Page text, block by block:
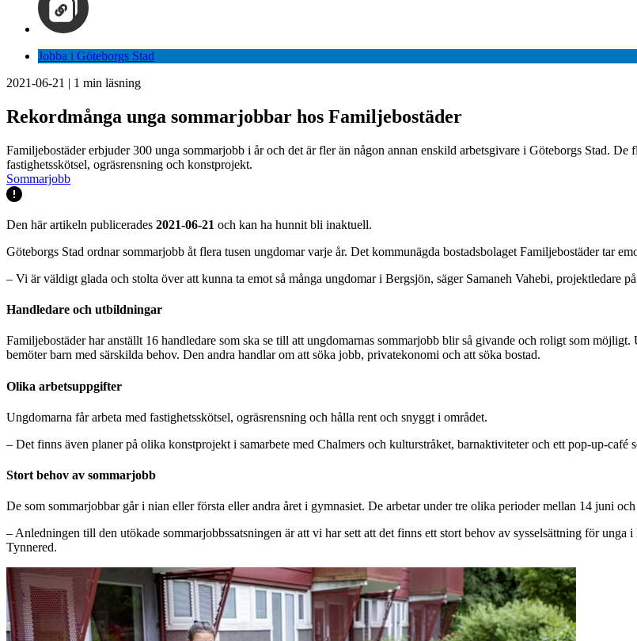
Jobba i Göteborgs Stad
2021-06-21 | 1 min läsning
Rekordmånga unga sommarjobbar hos Familjebostäder
Familjebostäder erbjuder 300 unga sommarjobb i år och det är fler än någon annan enskild arbetsgivare i Göteborgs Stad.
fastighetsskötsel, ogräsrensning och konstprojekt.
Sommarjobb
Den här artikeln publicerades 2021-06-21 och kan ha hunnit bli inaktuell.
Göteborgs Stad ordnar sommarjobb åt flera tusen ungdomar varje år. Det kommunägda bostadsbolaget Familjebostäder tar
– Vi är väldigt glada och stolta över att kunna ta emot så många ungdomar i Bergsjön, säger Samaneh Vahebi, projektledare
Handledare och utbildningar
Familjebostäder har anställt 16 handledare som ska se till att ungdomarnas sommarjobb blir så givande och roligt som
bemöter barn med särskilda behov. Den andra handlar om att söka jobb, privatekonomi och att söka bostad.
Olika arbetsuppgifter
Ungdomarna får arbeta med fastighetsskötsel, ogräsrensning och hålla rent och snyggt i området.
– Det finns även planer på olika konstprojekt i samarbete med Chalmers och kulturstråket, barnaktiviteter och ett pop-up-café
Stort behov av sommarjobb
De som sommarjobbar går i nian eller första eller andra året i gymnasiet. De arbetar under tre olika perioder mellan 14 juni
– Anledningen till den utökade sommarjobbssatsningen är att vi har sett att det finns ett stort behov av sysselsättning för
Tynnered.